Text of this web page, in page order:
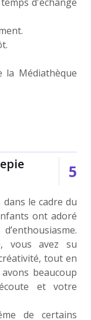
la Médiathèque
5
le cadre du
ont adoré
vous avez su
tout en
beaucoup
et votre
de certains